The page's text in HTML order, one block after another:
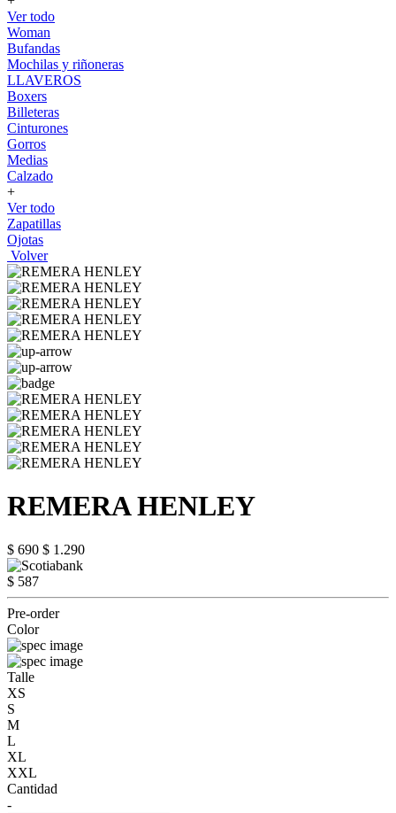
Ver todo
Woman
Bufandas
Mochilas y riñoneras
LLAVEROS
Boxers
Billeteras
Cinturones
Gorros
Medias
Calzado
+
Ver todo
Zapatillas
Ojotas
Volver
REMERA HENLEY
$ 690 $ 1.290
$ 587
Pre-order
Color
Talle
XS
S
M
L
XL
XXL
Cantidad
-